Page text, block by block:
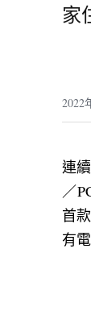
家
2022
連
／
首
有